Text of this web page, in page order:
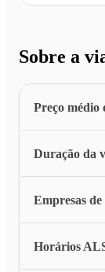
Sobre a
Preço médio
Duração da
Empresas
Horários